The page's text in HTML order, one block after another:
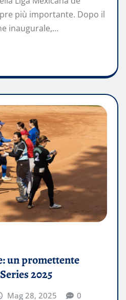
più importante. Dopo il
inaugurale,…
un promettente
2025
Mag 28, 2025 0